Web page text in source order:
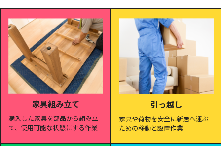
家具組み立て
購入した家具を部品から組み立
て、使用可能な状態にする作業
引っ越し
家具や荷物を安全に新居へ運ぶ
ための移動と設置作業